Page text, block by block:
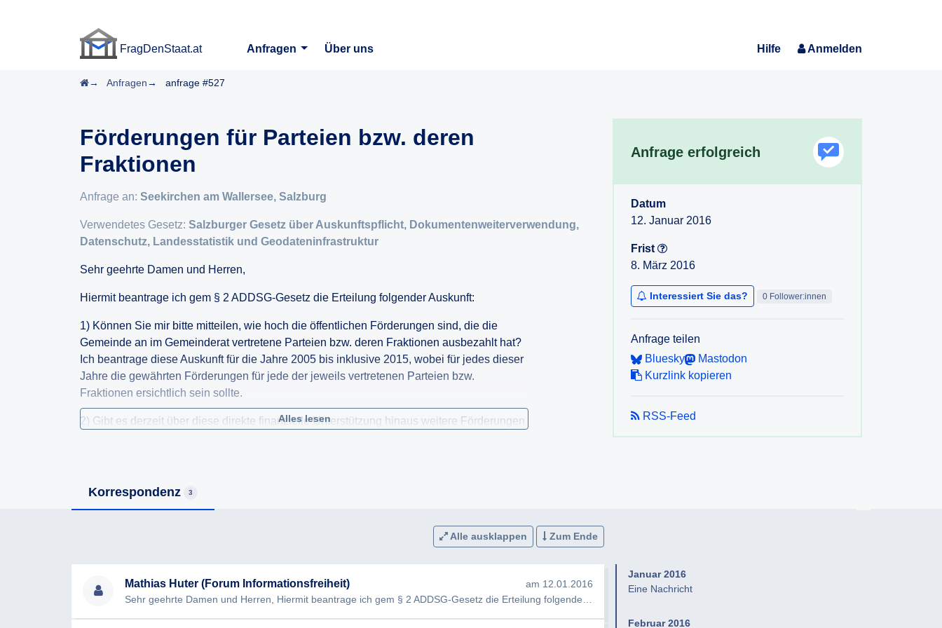
FragDenStaat.at
Anfragen
Über uns Hilfe Anmelden
Startseite
Anfragen anfrage #527
Förderungen für Parteien bzw. deren
Fraktionen
Anfrage an: Seekirchen am Wallersee, Salzburg
Verwendetes Gesetz: Salzburger Gesetz über Auskunftspflicht, Dokumentenweiterverwendung,
Datenschutz, Landesstatistik und Geodateninfrastruktur
Sehr geehrte Damen und Herren,
Hiermit beantrage ich gem § 2 ADDSG-Gesetz die Erteilung folgender Auskunft:
1) Können Sie mir bitte mitteilen, wie hoch die öffentlichen Förderungen sind, die die
Gemeinde an im Gemeinderat vertretene Parteien bzw. deren Fraktionen ausbezahlt hat?
Ich beantrage diese Auskunft für die Jahre 2005 bis inklusive 2015, wobei für jedes dieser
Jahre die gewährten Förderungen für jede der jeweils vertretenen Parteien bzw.
Fraktionen ersichtlich sein sollte.
2) Gibt es derzeit über diese direkte finanzielle Unterstützung hinaus weitere Förderungen
den vergangenen fünf Jahren? Wenn dies der Fall sein sollte, beantrage ich Auskunft
3) Gibt es Mittel für Schulungen bzw. Kurse von Gemeindevertretern bzw.
Mittel für die Jahre 2010 bis 2015. Darüber hinaus bitte ich um den Titel, unter dem die
entsprechenden Mittel im Budget verbucht sind.
Alles lesen
Anfrage erfolgreich
Datum
12. Januar 2016
Frist
8. März 2016
Interessiert Sie das? 0 Follower:innen
Anfrage teilen
Bluesky
Mastodon
Kurzlink kopieren
RSS-Feed
Korrespondenz 3
Alle ausklappen Zum Ende
Mathias Huter (Forum Informationsfreiheit)
am 12.01.2016
Januar 2016
Eine Nachricht
Februar 2016